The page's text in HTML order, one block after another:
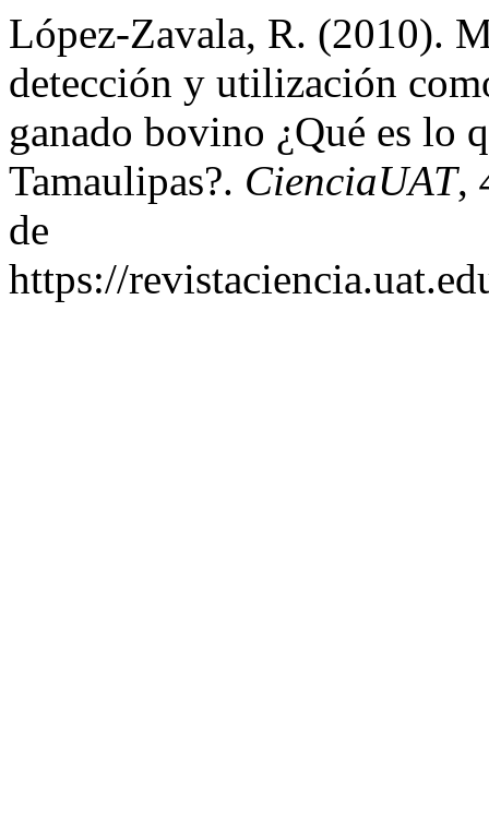
López-Zavala, R. (2010).
detección y utilización
ganado bovino ¿Qué es lo
Tamaulipas?. CienciaUAT,
de
https://